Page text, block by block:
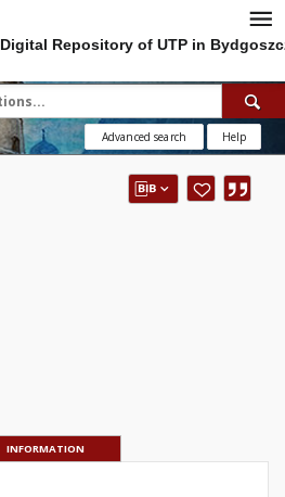
Digital Repository of UTP in
Advanced search Help
INFORMATION